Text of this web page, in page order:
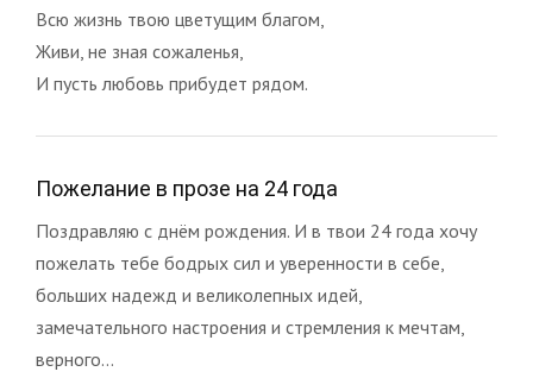
Всю жизнь твою цветущим благом,
Живи, не зная сожаленья,
И пусть любовь прибудет рядом.
Пожелание в прозе на 24 года
Поздравляю с днём рождения. И в твои 24 года хочу
пожелать тебе бодрых сил и уверенности в себе,
больших надежд и великолепных идей,
замечательного настроения и стремления к мечтам,
верного...